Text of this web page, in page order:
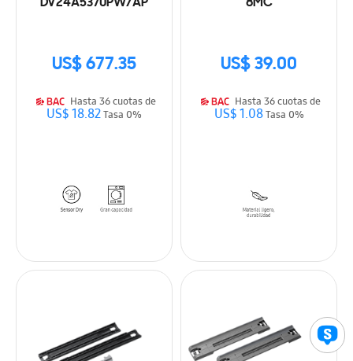
US$ 677.35
Hasta 36 cuotas de
US$ 18.82Tasa 0%
US$ 39.00
Hasta 36 cuotas de
US$ 1.08Tasa 0%